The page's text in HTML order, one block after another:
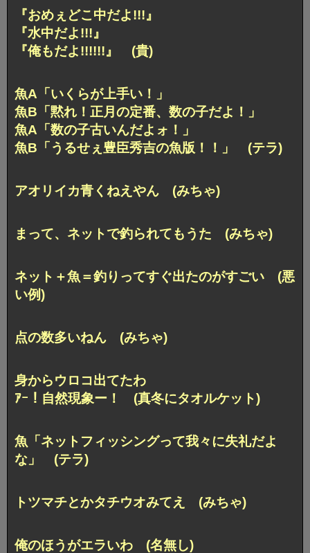
『おめぇどこ中だよ!!!』
『水中だよ!!!』
『俺もだよ!!!!!!』 (貴)
魚A「いくらが上手い！」
魚B「黙れ！正月の定番、数の子だよ！」
魚A「数の子古いんだよォ！」
魚B「うるせぇ豊臣秀吉の魚版！！」 (テラ)
アオリイカ青くねえやん (みちゃ)
まって、ネットで釣られてもうた (みちゃ)
ネット＋魚＝釣りってすぐ出たのがすごい (悪
い例)
点の数多いねん (みちゃ)
身からウロコ出てたわ
ｱｰ！自然現象ー！ (真冬にタオルケット)
魚「ネットフィッシングって我々に失礼だよ
な」 (テラ)
トツマチとかタチウオみてえ (みちゃ)
俺のほうがエラいわ (名無し)